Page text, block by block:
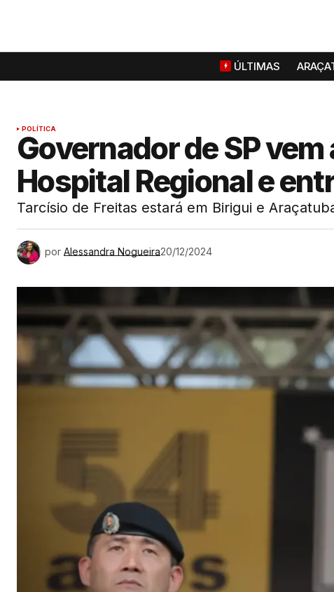
ÚLTIMAS
POLÍTICA
Governador de SP
Hospital Regional e
Tarcísio de Freitas estará em Birigui e
por Alessandra Nogueira20/12/2024